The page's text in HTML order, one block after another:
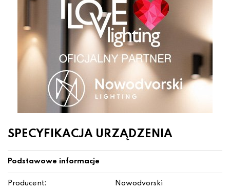
SPECYFIKACJA URZĄDZENIA
Podstawowe informacje
Producent: Nowodvorski